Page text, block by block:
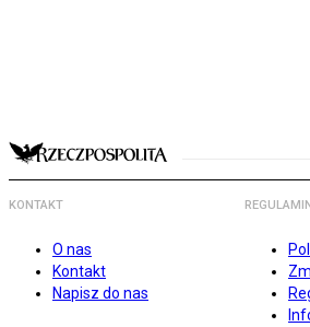
KONTAKT
O nas
Kontakt
Napisz do nas
REGULAMIN